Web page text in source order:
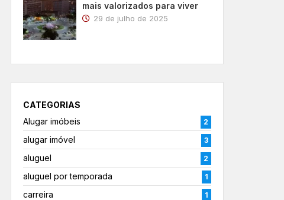
mais valorizados para viver
29 de julho de 2025
CATEGORIAS
Alugar imóbeis
2
alugar imóvel 3
aluguel 2
aluguel por temporada 1
carreira 1